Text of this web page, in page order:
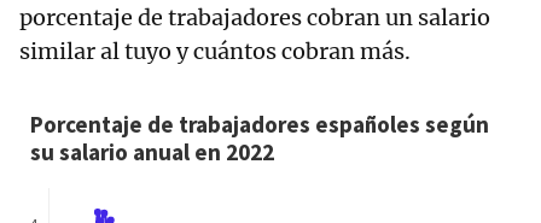
porcentaje de trabajadores cobran un salario
similar al tuyo y cuántos cobran más.